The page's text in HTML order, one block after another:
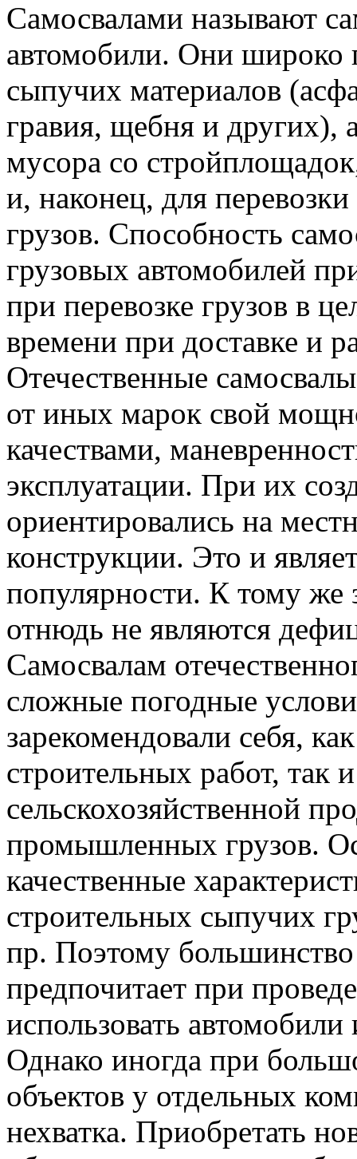
Самосвалами называют
автомобили. Они широко
сыпучих материалов
гравия, щебня и других),
мусора со
и, наконец, для
грузов. Способность
грузовых автомобилей
при перевозке грузов в
времени при доставке и
Отечественные
от иных марок свой
качествами,
эксплуатации. При их
ориентировались на
конструкции. Это и
популярности. К тому же
отнюдь не являются
Самосвалам
сложные погодные
зарекомендовали себя,
строительных работ, так
сельскохозяйственной
промышленных грузов.
качественные
строительных сыпучих
пр. Поэтому
предпочитает при
использовать
Однако иногда при
объектов у отдельных
нехватка. Приобретать